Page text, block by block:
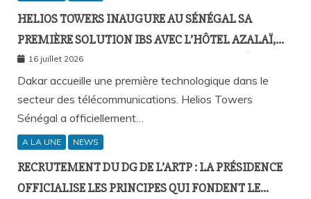
HELIOS TOWERS INAUGURE AU SÉNÉGAL SA
PREMIÈRE SOLUTION IBS AVEC L’HÔTEL AZALAÏ,
NOUVEAU STANDARD DE LA CONNECTIVITÉ
MOBILE À L’INTÉRIEUR DES BÂTIMENTS
16 juillet 2026
Dakar accueille une première technologique dans le
secteur des télécommunications. Helios Towers
Sénégal a officiellement…
A LA UNE NEWS
RECRUTEMENT DU DG DE L’ARTP : LA PRÉSIDENCE
OFFICIALISE LES PRINCIPES QUI FONDENT LE